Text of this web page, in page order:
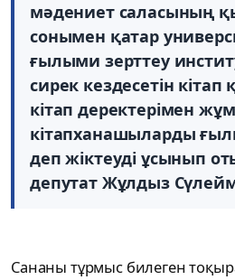
мәдениет саласының
сонымен қатар
ғылыми зерттеу
сирек кездесетін
кітап деректерімен
кітапханашыларды
деп жіктеуді ұсынып
депутат Жұлдыз
Сананы тұрмыс билеген